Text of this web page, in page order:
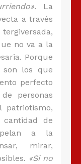
. La
a través
no va a la
Porque
los que
perfecto
personas
patriotismo,
de
a la
mirar,
«Si no